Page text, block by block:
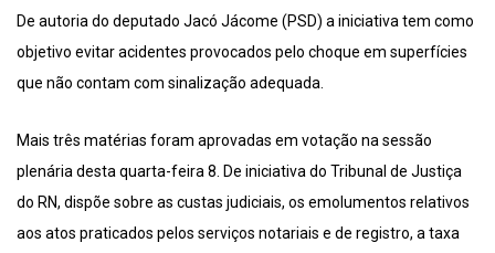
De autoria do deputado Jacó Jácome (PSD) a iniciativa tem como
objetivo evitar acidentes provocados pelo choque em superfícies
que não contam com sinalização adequada.
Mais três matérias foram aprovadas em votação na sessão
plenária desta quarta-feira 8. De iniciativa do Tribunal de Justiça
do RN, dispõe sobre as custas judiciais, os emolumentos relativos
aos atos praticados pelos serviços notariais e de registro, a taxa